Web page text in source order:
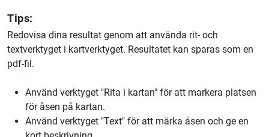
Tips:
Redovisa dina resultat genom att använda rit- och
textverktyget i kartverktyget. Resultatet kan sparas som en
pdf-fil.
Använd verktyget "Rita i kartan" för att markera platsen
för åsen på kartan.
Använd verktyget "Text" för att märka åsen och ge en